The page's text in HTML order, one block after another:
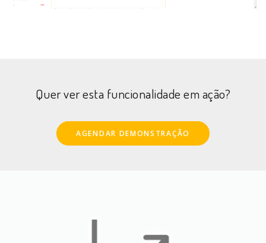
Quer ver esta funcionalidade em ação?
AGENDAR DEMONSTRAÇÃO